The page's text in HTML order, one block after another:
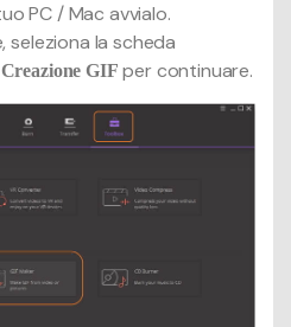
PC / Mac avvialo.
seleziona la scheda
Creazione GIF per continuare.